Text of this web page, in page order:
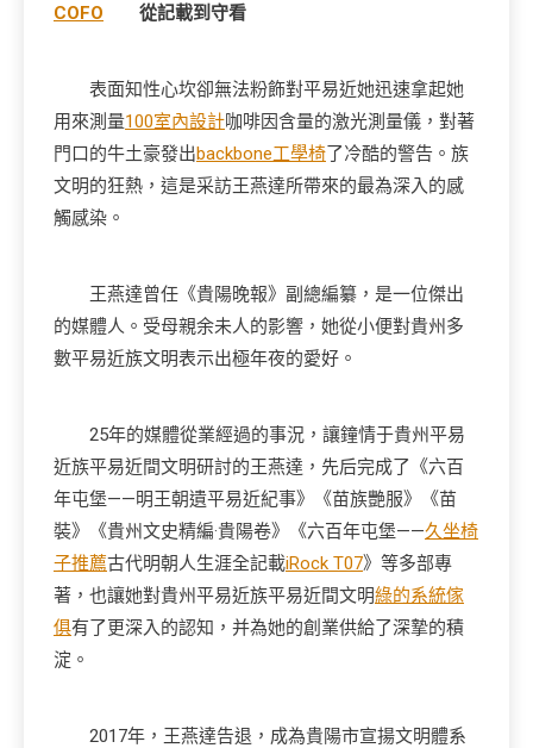
COFO 從記載到守看
表面知性心坎卻無法粉飾對平易近她迅速拿起她
用來測量100室內設計咖啡因含量的激光測量儀，對著
門口的牛土豪發出backbone工學椅了冷酷的警告。族
文明的狂熱，這是采訪王燕達所帶來的最為深入的感
觸感染。
王燕達曾任《貴陽晚報》副總編纂，是一位傑出
的媒體人。受母親余未人的影響，她從小便對貴州多
數平易近族文明表示出極年夜的愛好。
25年的媒體從業經過的事況，讓鐘情于貴州平易
近族平易近間文明研討的王燕達，先后完成了《六百
年屯堡——明王朝遺平易近紀事》《苗族艷服》《苗
裝》《貴州文史精編·貴陽卷》《六百年屯堡——久坐椅
子推薦古代明朝人生涯全記載iRock T07》等多部專
著，也讓她對貴州平易近族平易近間文明綠的系統傢
俱有了更深入的認知，并為她的創業供給了深摯的積
淀。
2017年，王燕達告退，成為貴陽市宣揚文明體系